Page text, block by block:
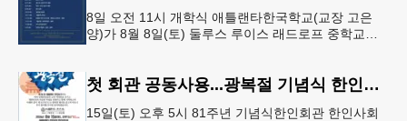
8일 오전 11시 개학식 애틀랜타한국학교(교장 고은
양)가 8월 8일(토) 둘루스 루이스 래드로프 중학교에
첫 회관 공동사용...광복절 기념식 한인회관서
15일(토) 오후 5시 81주년 기념식한인회관 한인사회